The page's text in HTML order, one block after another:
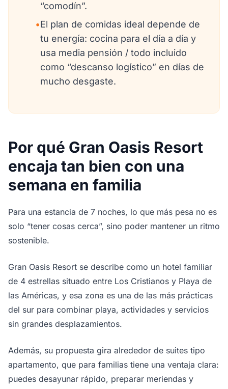
“comodín”.
•El plan de comidas ideal depende de
tu energía: cocina para el día a día y
usa media pensión / todo incluido
como “descanso logístico” en días de
mucho desgaste.
Por qué Gran Oasis Resort
encaja tan bien con una
semana en familia
Para una estancia de 7 noches, lo que más pesa no es
solo “tener cosas cerca”, sino poder mantener un ritmo
sostenible.
Gran Oasis Resort se describe como un hotel familiar
de 4 estrellas situado entre Los Cristianos y Playa de
las Américas, y esa zona es una de las más prácticas
del sur para combinar playa, actividades y servicios
sin grandes desplazamientos.
Además, su propuesta gira alrededor de suites tipo
apartamento, que para familias tiene una ventaja clara:
puedes desayunar rápido, preparar meriendas y